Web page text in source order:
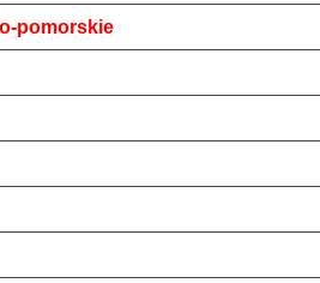
pomorskie